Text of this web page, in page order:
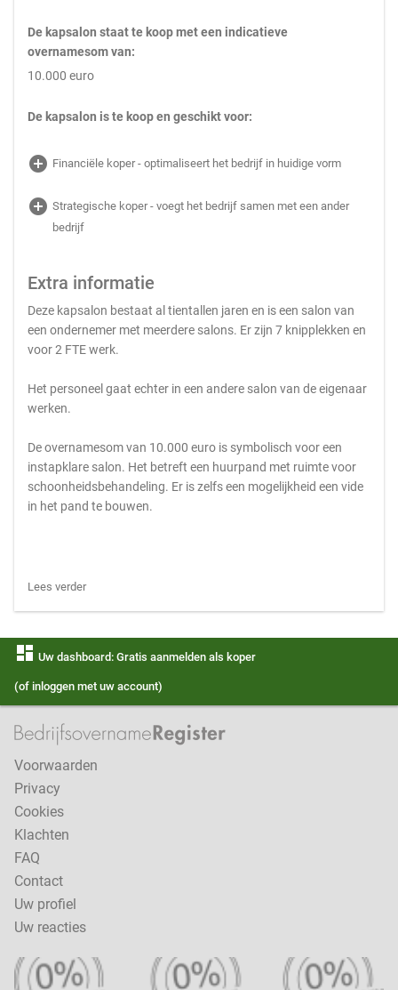
De kapsalon staat te koop met een indicatieve
overnamesom van:
10.000 euro
De kapsalon is te koop en geschikt voor:
add_circle Financiële koper - optimaliseert het bedrijf in huidige vorm
add_circle Strategische koper - voegt het bedrijf samen met een ander
bedrijf
Extra informatie
Deze kapsalon bestaat al tientallen jaren en is een salon van
een ondernemer met meerdere salons. Er zijn 7 knipplekken en
voor 2 FTE werk.
Het personeel gaat echter in een andere salon van de eigenaar
werken.
De overnamesom van 10.000 euro is symbolisch voor een
instapklare salon. Het betreft een huurpand met ruimte voor
schoonheidsbehandeling. Er is zelfs een mogelijkheid een vide
in het pand te bouwen.
Lees verder
dashboard Uw dashboard: Gratis aanmelden als koper
(of inloggen met uw account)
Voorwaarden
Privacy
Cookies
Klachten
FAQ
Contact
Uw profiel
Uw reacties